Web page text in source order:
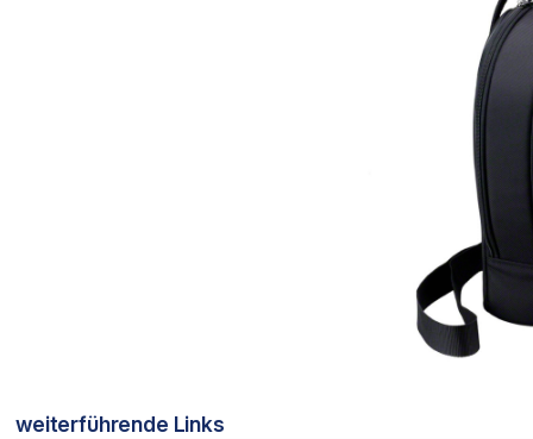
weiterführende Links